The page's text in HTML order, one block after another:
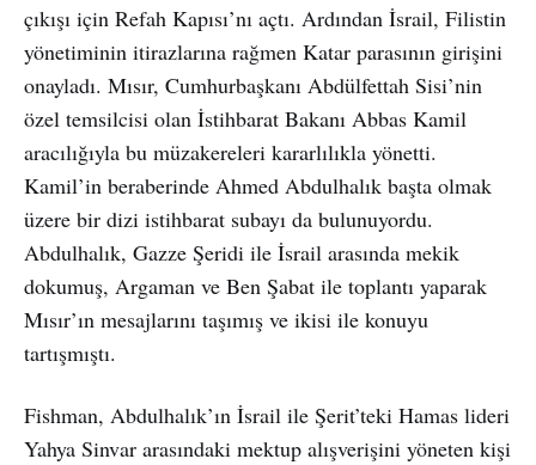
çıkışı için Refah Kapısı’nı açtı. Ardından İsrail, Filistin
yönetiminin itirazlarına rağmen Katar parasının girişini
onayladı. Mısır, Cumhurbaşkanı Abdülfettah Sisi’nin
özel temsilcisi olan İstihbarat Bakanı Abbas Kamil
aracılığıyla bu müzakereleri kararlılıkla yönetti.
Kamil’in beraberinde Ahmed Abdulhalık başta olmak
üzere bir dizi istihbarat subayı da bulunuyordu.
Abdulhalık, Gazze Şeridi ile İsrail arasında mekik
dokumuş, Argaman ve Ben Şabat ile toplantı yaparak
Mısır’ın mesajlarını taşımış ve ikisi ile konuyu
tartışmıştı.
Fishman, Abdulhalık’ın İsrail ile Şerit’teki Hamas lideri
Yahya Sinvar arasındaki mektup alışverişini yöneten kişi